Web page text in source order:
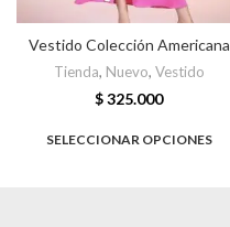
Vestido Colección Americana
Tienda, Nuevo, Vestido
$325.000
SELECCIONAR OPCIONES